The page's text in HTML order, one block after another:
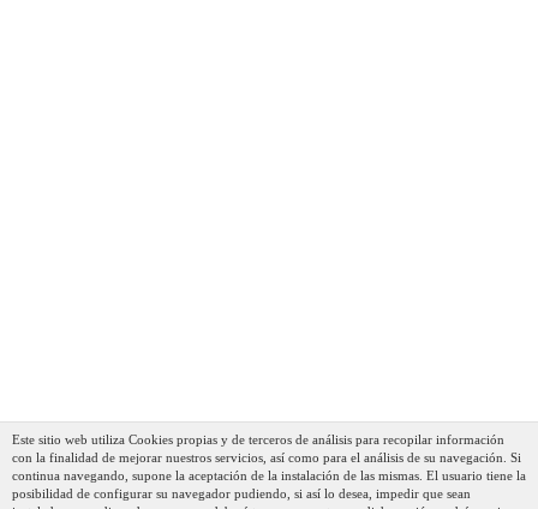
Este sitio web utiliza Cookies propias y de terceros de análisis para recopilar información
con la finalidad de mejorar nuestros servicios, así como para el análisis de su navegación. Si
continua navegando, supone la aceptación de la instalación de las mismas. El usuario tiene la
posibilidad de configurar su navegador pudiendo, si así lo desea, impedir que sean